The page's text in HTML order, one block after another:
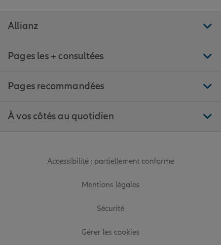
Allianz
Pages les + consultées
Pages recommandées
À vos côtés au quotidien
Accessibilité : partiellement conforme
Mentions légales
Sécurité
Gérer les cookies